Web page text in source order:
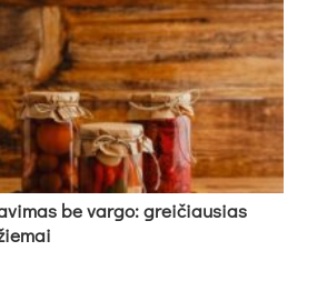
be vargo: greičiausias